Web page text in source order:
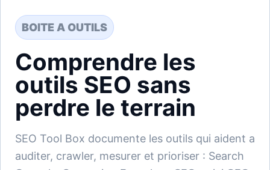
BOITE A OUTILS
Comprendre les
outils SEO sans
perdre le terrain
SEO Tool Box documente les outils qui aident a
auditer, crawler, mesurer et prioriser : Search